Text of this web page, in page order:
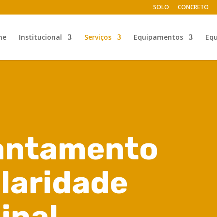
SOLO CONCRETO
Institucional Serviços Equipamentos